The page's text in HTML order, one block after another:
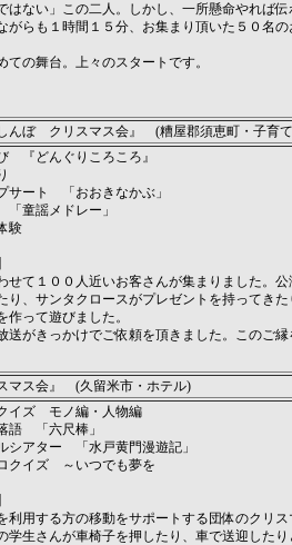
はない」この二人。しかし、一所懸命やれば
がらも１時間１５分、お集まり頂いた５０名
ての舞台。上々のスタートです。
しんぼ クリスマス会』 (糟屋郡須恵町・子育
『どんぐりころころ』
サート 「おおきなかぶ」
「童謡メドレー」
験
せて１００人近いお客さんが集まりました。
り、サンタクロースがプレゼントを持ってき
作って遊びました。
送がきっかけでご依頼を頂きました。このご
スマス会』 (久留米市・ホテル)
イズ モノ編・人物編
語 「六尺棒」
シアター 「水戸黄門漫遊記」
クイズ ～いつでも夢を
利用する方の移動をサポートする団体のクリ
学生さんが車椅子を押したり、車で送迎した